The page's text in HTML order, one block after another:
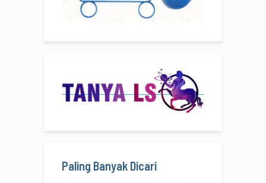
Paling Banyak Dicari